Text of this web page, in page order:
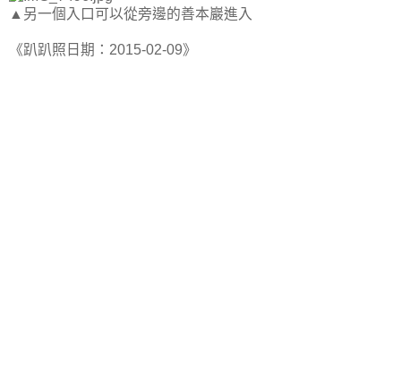
▲另一個入口可以從旁邊的善本巖進入
《趴趴照日期：2015-02-09》